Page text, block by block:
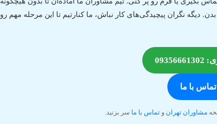
دیگه نگران پیچیدگی‌های کار نباش، ما کنارتیم تا این مرحله مهم رو
با ما
مشاوران تهران و تماس با ما سر بزنید.